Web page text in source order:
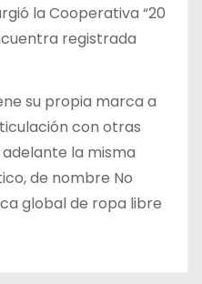
la Cooperativa “20
registrada
su propia marca a
con otras
la misma
de nombre No
global de ropa libre